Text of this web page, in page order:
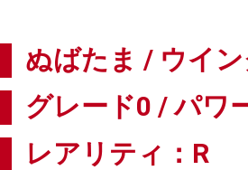
ぬばたま / ウイ
グレード0 / パワ
レアリティ：R